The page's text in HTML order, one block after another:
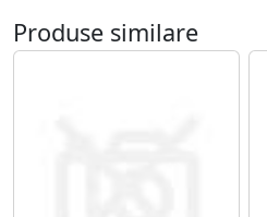
Produse similare